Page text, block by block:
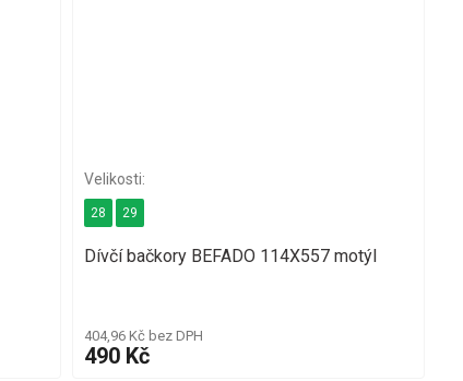
Dívčí bačkory BEFADO 114X557 motýl
404,96 Kč bez DPH
490 Kč
28 29